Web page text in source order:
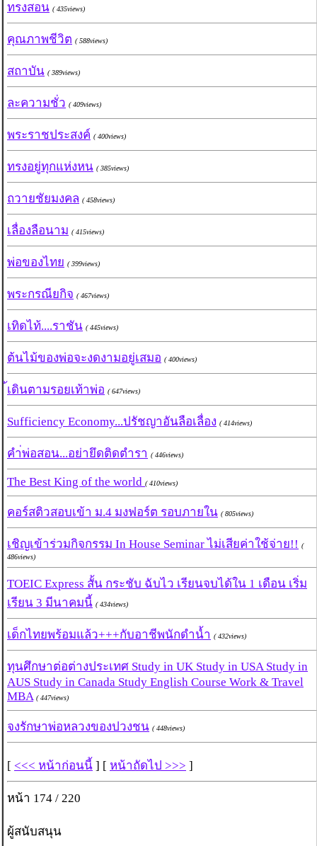
ทรงสอน ( 435views)
คุณภาพชีวิต ( 588views)
สถาบัน ( 389views)
ละความชั่ว ( 409views)
พระราชประสงค์ ( 400views)
ทรงอยู่ทุกแห่งหน ( 385views)
ถวายชัยมงคล ( 458views)
เลื่องลือนาม ( 415views)
พ่อของไทย ( 399views)
พระกรณียกิจ ( 467views)
เทิดไท้....ราชัน ( 445views)
ต้นไม้ของพ่อจะงดงามอยู่เสมอ ( 400views)
้เดินตามรอยเท้าพ่อ ( 647views)
Sufficiency Economy...ปรัชญาอันลือเลื่อง ( 414views)
คำ่พ่อสอน...อย่ายึดติดตำรา ( 446views)
The Best King of the world ( 410views)
คอร์สติวสอบเข้า ม.4 มงฟอร์ต รอบภายใน ( 805views)
เชิญเข้าร่วมกิจกรรม In House Seminar ไม่เสียค่าใช้จ่าย!! (
486views)
TOEIC Express สั้น กระชับ ฉับไว เรียนจบได้ใน 1 เดือน เริ่ม
เรียน 3 มีนาคมนี้ ( 434views)
เด็กไทยพร้อมแล้ว+++กับอาชีพนักดำน้ำ ( 432views)
ทุนศึกษาต่อต่างประเทศ Study in UK Study in USA Study in
AUS Study in Canada Study English Course Work & Travel
MBA ( 447views)
จงรักษาพ่อหลวงของปวงชน ( 448views)
[ <<< หน้าก่อนนี้ ] [ หน้าถัดไป >>> ]
หน้า 174 / 220
ผู้สนับสนุน